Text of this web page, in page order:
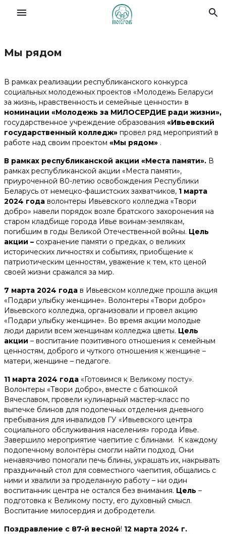
О Фонде
Деятельность
Новости
Материалы
Помочь делом
Помочь деньгами
Телефоны доверия для будущих мам:
+375 44 770 80 20
Наши соц. сети
Мы рядом
В рамках реализации республиканского конкурса
социальных молодежных проектов «Молодежь Беларуси
за жизнь, нравственность и семейные ценности» в
номинации «Молодежь за МИЛОСЕРДИЕ ради жизни»,
государственное учреждение образования «Ивьевский
государственный колледж» провел ряд мероприятий в
работе над своим проектом «Мы рядом» .
В рамках республиканской акции «Места памяти». В
рамках республиканской акции «Места памяти»,
приуроченной 80-летию освобождения Республики
Беларусь от немецко-фашистских захватчиков, 1 марта
2024 года волонтеры Ивьевского колледжа «Твори
добро» навели порядок возле братского захоронения на
старом кладбище города Ивье воинам-землякам,
погибшим в годы Великой Отечественной войны. Цель
акции – сохранение памяти о предках, о великих
исторических личностях и событиях, приобщение к
патриотическим ценностям, уважение к тем, кто ценой
своей жизни сражался за мир.
7 марта 2024 года в Ивьевском колледже прошла акция
«Подари улыбку женщине». Волонтеры «Твори добро»
Ивьевского колледжа, организовали и провел акцию
«Подари улыбку женщине». Во время акции молодые
люди дарили всем женщинам колледжа цветы. Цель
акции – воспитание позитивного отношения к семейным
ценностям, доброго и чуткого отношения к женщине –
матери, женщине – педагоге.
11 марта 2024 года «Готовимся к Великому посту».
Волонтеры «Твори добро», вместе с батюшкой
Вячеславом, провели кулинарный мастер-класс по
выпечке блинов для подопечных отделения дневного
пребывания для инвалидов ГУ «Ивьевского центра
социального обслуживания населения» города Ивье.
Завершило мероприятие чаепитие с блинами. К каждому
подопечному волонтёры смогли найти подход. Они
ненавязчиво помогали печь блины, украшать их, накрывать
праздничный стол для совместного чаепития, общались с
ними и хвалили за проделанную работу – ни один
воспитанник центра не остался без внимания. Цель –
подготовка к Великому посту, его духовный смысл.
Воспитание милосердия и добродетели.
Поздравление с 87-й весной! 12 марта 2024 г.